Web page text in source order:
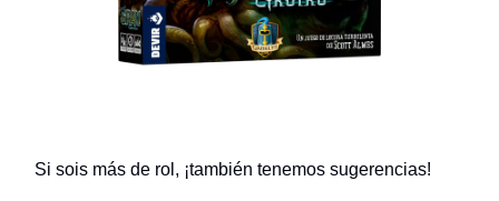
Si sois más de rol, ¡también tenemos sugerencias!